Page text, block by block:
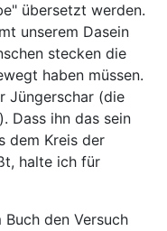
übersetzt werden.
unserem Dasein
stecken die
haben müssen.
Jüngerschar (die
Dass ihn das sein
dem Kreis der
halte ich für
den Versuch